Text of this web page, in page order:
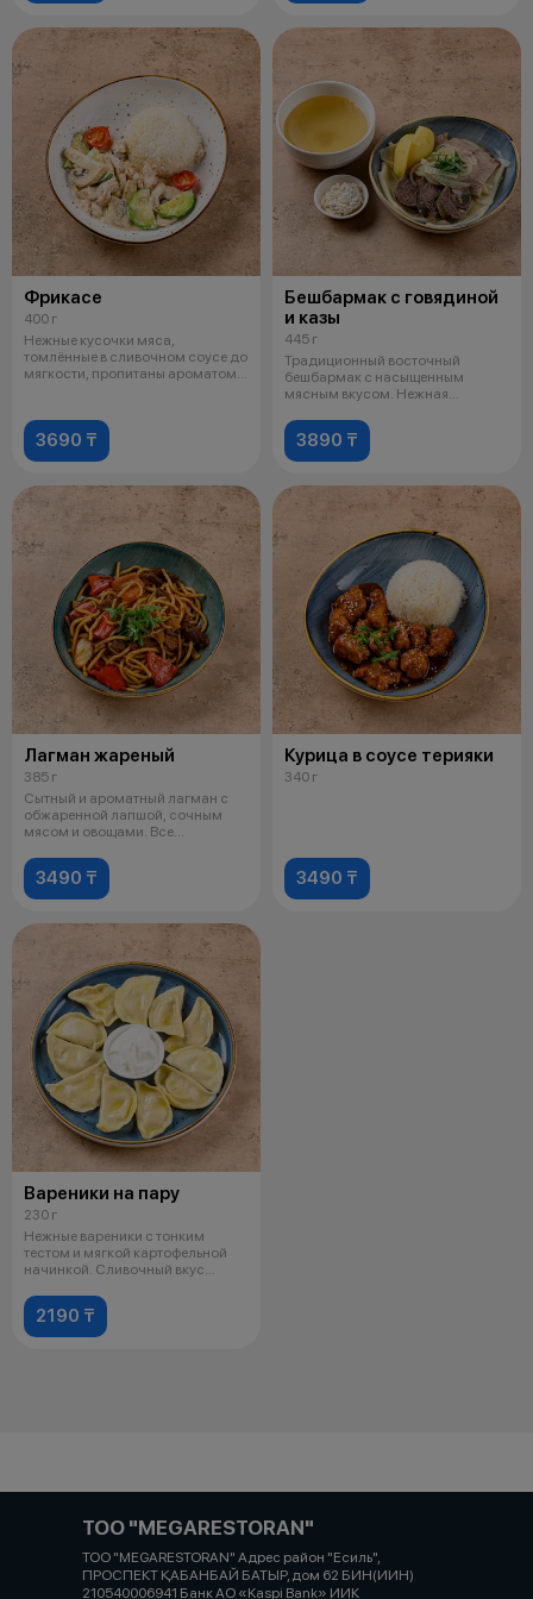
Фрикасе
400 г
Нежные кусочки мяса,
томлённые в сливочном соусе до
мягкости, пропитаны ароматом
3690 ₸
Бешбармак с говядиной
и казы
445 г
Традиционный восточный
бешбармак с насыщенным
мясным вкусом. Нежная
3890 ₸
Лагман жареный
385 г
Сытный и ароматный лагман с
обжаренной лапшой, сочным
мясом и овощами. Все
3490 ₸
Курица в соусе терияки
340 г
3490 ₸
Вареники на пару
230 г
Нежные вареники с тонким
тестом и мягкой картофельной
начинкой. Сливочный вкус
2190 ₸
ТОО "MEGARESTORAN"
ТОО "MEGARESTORAN" Адрес район "Есиль",
ПРОСПЕКТ ҚАБАНБАЙ БАТЫР, дом 62 БИН(ИИН)
210540006941 Банк АО «Kaspi Bank» ИИК